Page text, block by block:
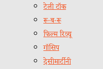
टेली टॉक
रू-ब-रू
फिल्म रिव्यू
गॉसिप
देसीमार्टीनी